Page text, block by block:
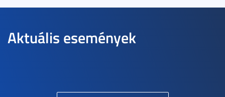
Aktuális események